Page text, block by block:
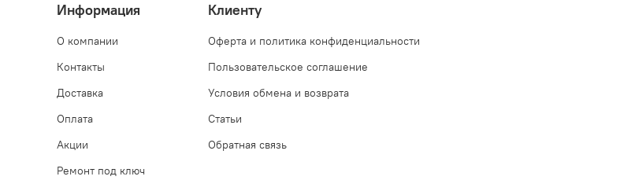
Информация
О компании
Контакты
Доставка
Оплата
Акции
Ремонт под ключ
Клиенту
Оферта и политика конфиденциальности
Пользовательское соглашение
Условия обмена и возврата
Статьи
Обратная связь